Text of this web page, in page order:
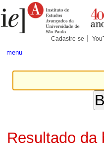
para
conteúdo.
Pessoais
Cadastre-se
menu
Resultado da